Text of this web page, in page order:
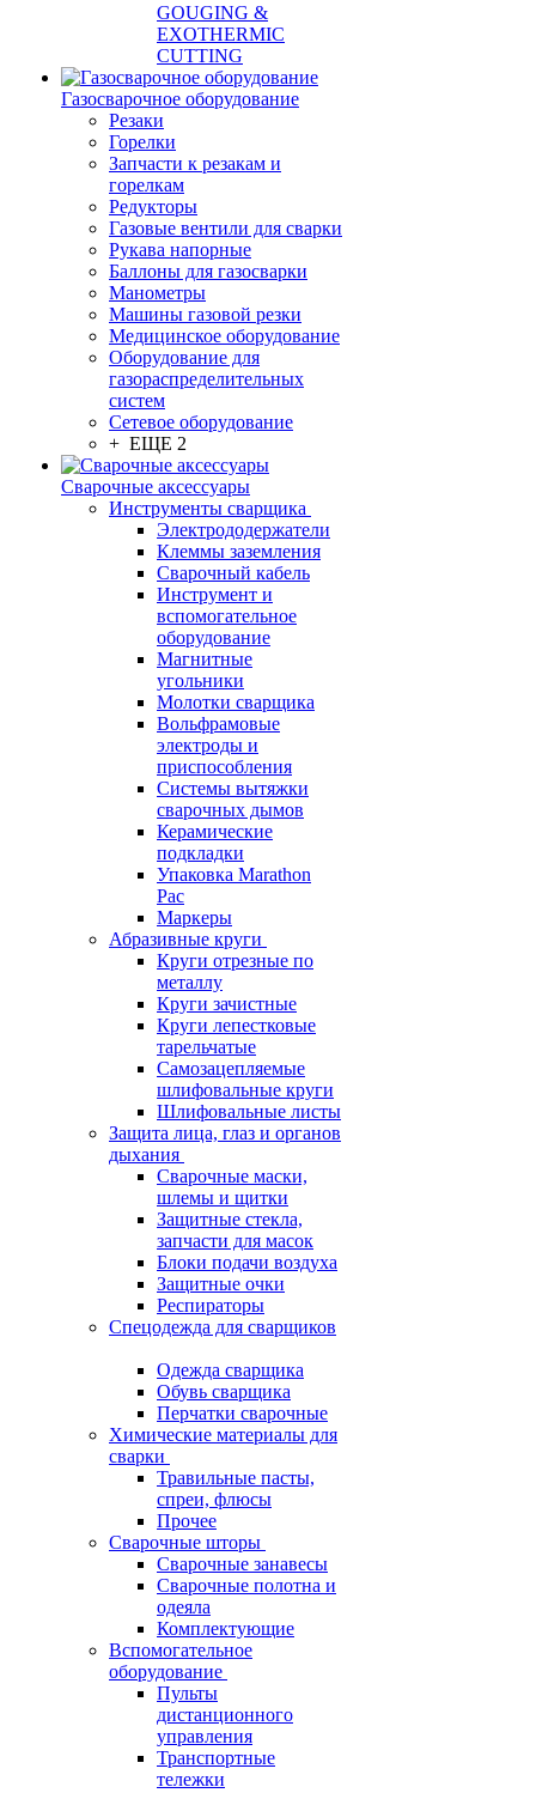
GOUGING &
EXOTHERMIC
CUTTING
Газосварочное оборудование
Резаки
Горелки
Запчасти к резакам и
горелкам
Редукторы
Газовые вентили для сварки
Рукава напорные
Баллоны для газосварки
Манометры
Машины газовой резки
Медицинское оборудование
Оборудование для
газораспределительных
систем
Сетевое оборудование
+ ЕЩЕ 2
Сварочные аксессуары
Инструменты сварщика
Электрододержатели
Клеммы заземления
Сварочный кабель
Инструмент и
вспомогательное
оборудование
Магнитные
угольники
Молотки сварщика
Вольфрамовые
электроды и
приспособления
Системы вытяжки
сварочных дымов
Керамические
подкладки
Упаковка Marathon
Pac
Маркеры
Абразивные круги
Круги отрезные по
металлу
Круги зачистные
Круги лепестковые
тарельчатые
Самозацепляемые
шлифовальные круги
Шлифовальные листы
Защита лица, глаз и органов
дыхания
Сварочные маски,
шлемы и щитки
Защитные стекла,
запчасти для масок
Блоки подачи воздуха
Защитные очки
Респираторы
Спецодежда для сварщиков
Одежда сварщика
Обувь сварщика
Перчатки сварочные
Химические материалы для
сварки
Травильные пасты,
спреи, флюсы
Прочее
Сварочные шторы
Сварочные занавесы
Сварочные полотна и
одеяла
Комплектующие
Вспомогательное
оборудование
Пульты
дистанционного
управления
Транспортные
тележки